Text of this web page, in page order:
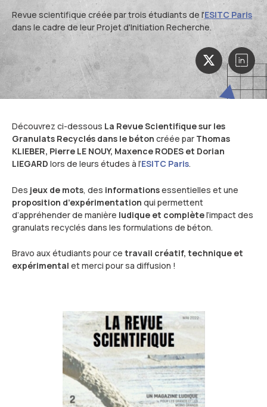
Conférences de professionnels
Publications scientifiques
Proposer mes compétences
Me connecter
Revue scientifique créée par trois étudiants de l'ESITC Paris
dans le cadre de leur Projet d'Initiation Recherche.
Découvrez ci-dessous La Revue Scientifique sur les
Granulats Recyclés dans le béton créée par Thomas
KLIEBER, Pierre LE NOUY, Maxence RODES et Dorian
LIEGARD lors de leurs études à l’ESITC Paris.
Des jeux de mots, des informationsessentielles et une
proposition d’expérimentation qui permettent
d’appréhender de manière ludique et complètel’impact des
granulats recyclés dans les formulations de béton.
Bravo aux étudiants pour ce travail créatif, technique et
expérimental et merci pour sa diffusion !